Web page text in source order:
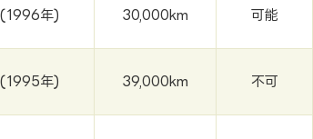
年) 30,000km 可能
年) 39,000km 不可